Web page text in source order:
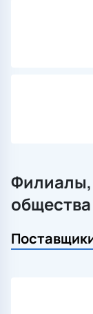
Филиалы,
общества